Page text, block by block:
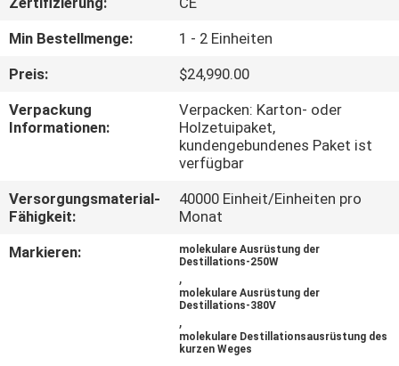
UNS
FABRIK-
AUSFLUG
QUALITÄTSKONTROLLE
TRETEN
SIE
Min Bestellmenge:
1 - 2 Einheiten
Preis:
$24,990.00
Verpackung
Informationen:
Verpacken: Karton- oder
Holzetuipaket,
kundengebundenes Paket ist
verfügbar
Versorgungsmaterial-
Fähigkeit:
40000 Einheit/Einheiten pro
Monat
Markieren:
molekulare Ausrüstung der
Destillations-250W
,
molekulare Ausrüstung der
Destillations-380V
,
molekulare Destillationsausrüstung des
kurzen Weges